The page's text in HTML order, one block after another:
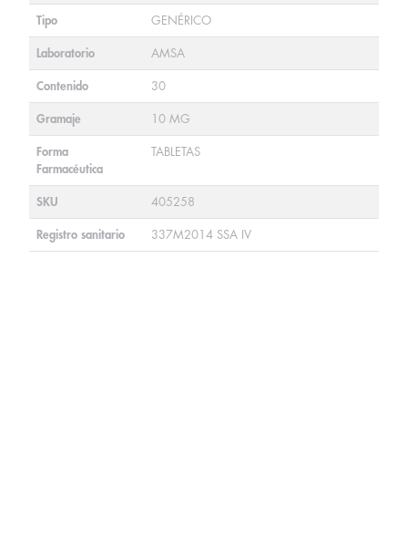
Tipo GENÉRICO
Laboratorio AMSA
Contenido 30
Gramaje 10 MG
Forma
Farmacéutica
TABLETAS
SKU 405258
Registro sanitario 337M2014 SSA IV